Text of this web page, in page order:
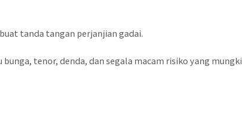
tanda tangan perjanjian gadai.
tenor, denda, dan segala macam risiko yang